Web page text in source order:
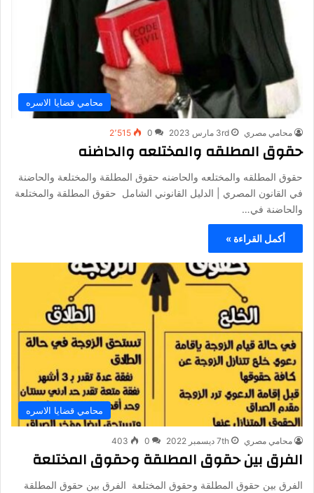
محامي قضايا الاسره
محامي مصري 3rd مارس 2023 0 2٬515
حقوق المطلقه والمختلعه والحاضنه
حقوق المطلقه والمختلعه والحاضنه حقوق المطلقة والمختلعة والحاضنة
في القانون المصري | الدليل القانوني الشامل حقوق المطلقة والمختلعة
والحاضنة في…
أكمل القراءة »
محامي قضايا الاسره
محامي مصري 7th ديسمبر 2022 0
403
الفرق بين حقوق المطلقة وحقوق المختلعة
الفرق بين حقوق المطلقة وحقوق المختلعة الفرق بين حقوق المطلقة